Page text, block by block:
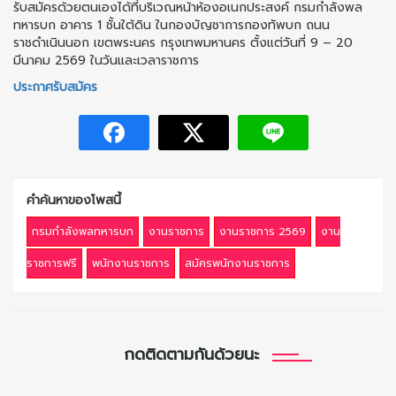
รับสมัครด้วยตนเองได้ที่บริเวณหน้าห้องอเนกประสงค์ กรมกำลังพล
ทหารบก อาคาร 1 ชั้นใต้ดิน ในกองบัญชาการกองทัพบก ถนน
ราชดำเนินนอก เขตพระนคร กรุงเทพมหานคร ตั้งแต่วันที่ 9 – 20
มีนาคม 2569 ในวันและเวลาราชการ
ประกาศรับสมัคร
คำค้นหาของโพสนี้
กรมกำลังพลทหารบก งานราชการ งานราชการ 2569
งาน
ราชการฟรี
พนักงานราชการ สมัครพนักงานราชการ
กดติดตามกันด้วยนะ